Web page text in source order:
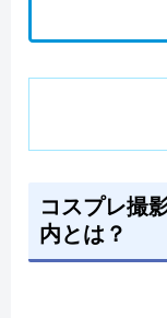
コスプレ撮
内とは？